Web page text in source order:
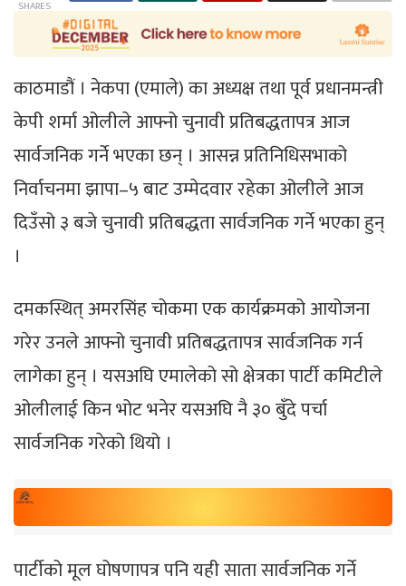
SHARES
काठमाडौं । नेकपा (एमाले) का अध्यक्ष तथा पूर्व प्रधानमन्त्री
केपी शर्मा ओलीले आफ्नो चुनावी प्रतिबद्धतापत्र आज
सार्वजनिक गर्ने भएका छन् । आसन्न प्रतिनिधिसभाको
निर्वाचनमा झापा–५ बाट उम्मेदवार रहेका ओलीले आज
दिउँसो ३ बजे चुनावी प्रतिबद्धता सार्वजनिक गर्ने भएका हुन्
।
दमकस्थित् अमरसिंह चोकमा एक कार्यक्रमको आयोजना
गरेर उनले आफ्नो चुनावी प्रतिबद्धतापत्र सार्वजनिक गर्न
लागेका हुन् । यसअघि एमालेको सो क्षेत्रका पार्टी कमिटीले
ओलीलाई किन भोट भनेर यसअघि नै ३० बुँदे पर्चा
सार्वजनिक गरेको थियो ।
पार्टीको मूल घोषणापत्र पनि यही साता सार्वजनिक गर्ने